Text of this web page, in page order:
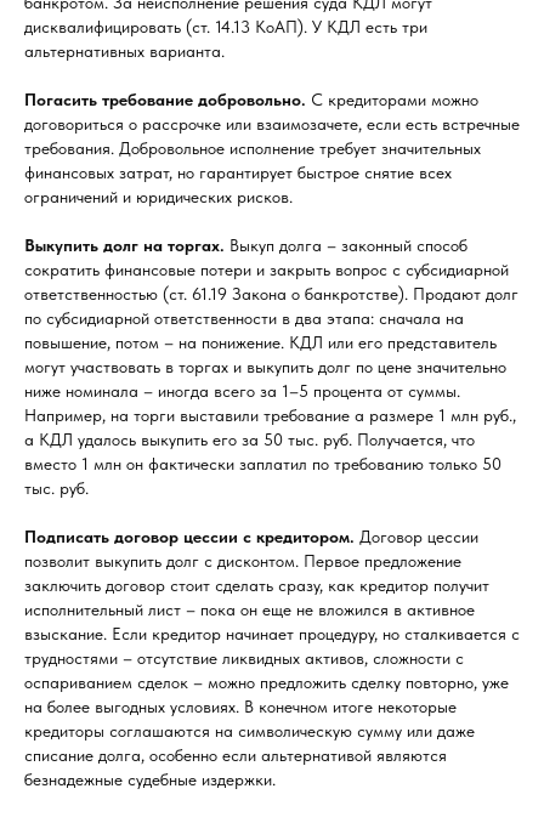
дисквалифицировать (ст. 14.13 КоАП). У КДЛ есть три
альтернативных варианта.
Погасить требование добровольно. С кредиторами можно
договориться о рассрочке или взаимозачете, если есть встречные
требования. Добровольное исполнение требует значительных
финансовых затрат, но гарантирует быстрое снятие всех
ограничений и юридических рисков.
Выкупить долг на торгах. Выкуп долга – законный способ
сократить финансовые потери и закрыть вопрос с субсидиарной
ответственностью (ст. 61.19 Закона о банкротстве). Продают долг
по субсидиарной ответственности в два этапа: сначала на
повышение, потом – на понижение. КДЛ или его представитель
могут участвовать в торгах и выкупить долг по цене значительно
ниже номинала – иногда всего за 1–5 процента от суммы.
Например, на торги выставили требование а размере 1 млн руб.,
а КДЛ удалось выкупить его за 50 тыс. руб. Получается, что
вместо 1 млн он фактически заплатил по требованию только 50
тыс. руб.
Подписать договор цессии с кредитором. Договор цессии
позволит выкупить долг с дисконтом. Первое предложение
заключить договор стоит сделать сразу, как кредитор получит
исполнительный лист – пока он еще не вложился в активное
взыскание. Если кредитор начинает процедуру, но сталкивается с
трудностями – отсутствие ликвидных активов, сложности с
оспариванием сделок – можно предложить сделку повторно, уже
на более выгодных условиях. В конечном итоге некоторые
кредиторы соглашаются на символическую сумму или даже
списание долга, особенно если альтернативой являются
безнадежные судебные издержки.